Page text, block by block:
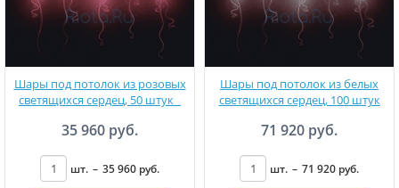
Шары под потолок из розовых
светящихся сердец, 50 штук
35 960 руб.
шт. – 35 960 руб.
Шары под потолок из белых
светящихся сердец, 100 штук
71 920 руб.
шт. – 71 920 руб.